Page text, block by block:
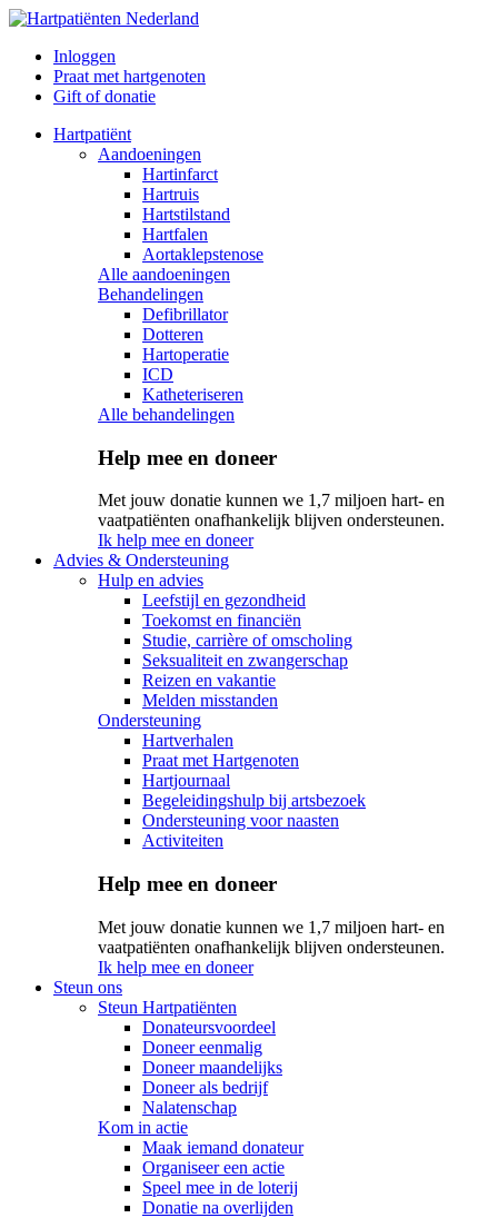
Inloggen
Praat met hartgenoten
Gift of donatie
Hartpatiënt
Aandoeningen
Hartinfarct
Hartruis
Hartstilstand
Hartfalen
Aortaklepstenose
Alle aandoeningen
Behandelingen
Defibrillator
Dotteren
Hartoperatie
ICD
Katheteriseren
Alle behandelingen
Help mee en doneer
Met jouw donatie kunnen we 1,7 miljoen hart- en
vaatpatiënten onafhankelijk blijven ondersteunen.
Ik help mee en doneer
Advies & Ondersteuning
Hulp en advies
Leefstijl en gezondheid
Toekomst en financiën
Studie, carrière of omscholing
Seksualiteit en zwangerschap
Reizen en vakantie
Melden misstanden
Ondersteuning
Hartverhalen
Praat met Hartgenoten
Hartjournaal
Begeleidingshulp bij artsbezoek
Ondersteuning voor naasten
Activiteiten
Help mee en doneer
Met jouw donatie kunnen we 1,7 miljoen hart- en
vaatpatiënten onafhankelijk blijven ondersteunen.
Ik help mee en doneer
Steun ons
Steun Hartpatiënten
Donateursvoordeel
Doneer eenmalig
Doneer maandelijks
Doneer als bedrijf
Nalatenschap
Kom in actie
Maak iemand donateur
Organiseer een actie
Speel mee in de loterij
Donatie na overlijden